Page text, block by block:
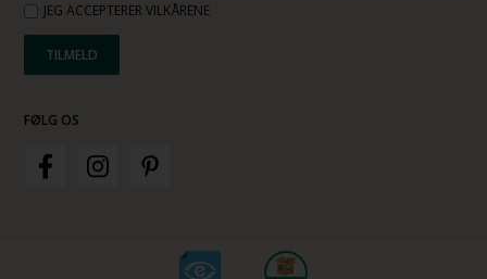
JEG ACCEPTERER VILKÅRENE
FØLG OS